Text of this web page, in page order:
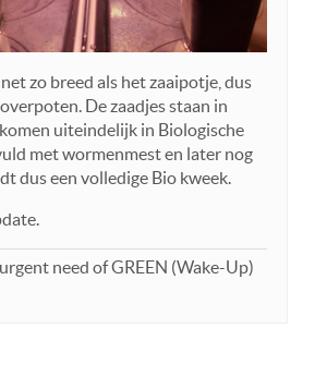
zo breed als het zaaipotje, dus
De zaadjes staan in
uiteindelijk in Biologische
met wormenmest en later nog
dus een volledige Bio kweek.
need of GREEN (Wake-Up)